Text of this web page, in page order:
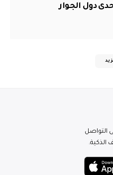
دول الجوار
التواصل
الذكية.